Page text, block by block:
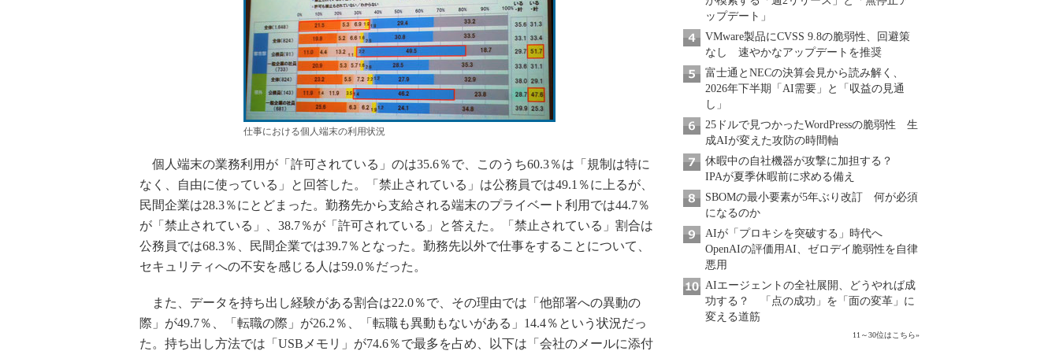
仕事における個人端末の利用状況
個人端末の業務利用が「許可されている」のは35.6％で、このうち60.3％は「規制は特に
なく、自由に使っている」と回答した。「禁止されている」は公務員では49.1％に上るが、
民間企業は28.3％にとどまった。勤務先から支給される端末のプライベート利用では44.7％
が「禁止されている」、38.7％が「許可されている」と答えた。「禁止されている」割合は
公務員では68.3％、民間企業では39.7％となった。勤務先以外で仕事をすることについて、
セキュリティへの不安を感じる人は59.0％だった。
また、データを持ち出し経験がある割合は22.0％で、その理由では「他部署への異動の
際」が49.7％、「転職の際」が26.2％、「転職も異動もないがある」14.4％という状況だっ
た。持ち出し方法では「USBメモリ」が74.6％で最多を占め、以下は「会社のメールに添付
ップデート」
VMware製品にCVSS 9.8の脆弱性、回避策
なし 速やかなアップデートを推奨
富士通とNECの決算会見から読み解く、
2026年下半期「AI需要」と「収益の見通
し」
25ドルで見つかったWordPressの脆弱性 生
成AIが変えた攻防の時間軸
休暇中の自社機器が攻撃に加担する？
IPAが夏季休暇前に求める備え
SBOMの最小要素が5年ぶり改訂 何が必須
になるのか
AIが「プロキシを突破する」時代へ
OpenAIの評価用AI、ゼロデイ脆弱性を自律
悪用
AIエージェントの全社展開、どうやれば成
功する？ 「点の成功」を「面の変革」に
変える道筋
11～30位はこちら»